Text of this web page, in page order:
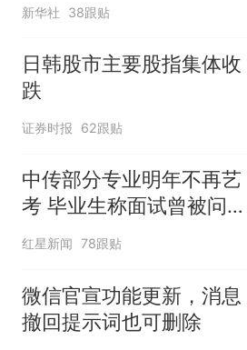
新华社 38跟贴
日韩股市主要股指集体收
跌
证券时报 62跟贴
中传部分专业明年不再艺
考 毕业生称面试曾被问
“如何策划晚会” 专家：遏
红星新闻 78跟贴
微信官宣功能更新，消息
撤回提示词也可删除